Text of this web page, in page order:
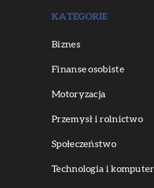
KATEGORIE
Biznes
Finanse osobiste
Motoryzacja
Przemysł i rolnictwo
Społeczeństwo
Technologia i